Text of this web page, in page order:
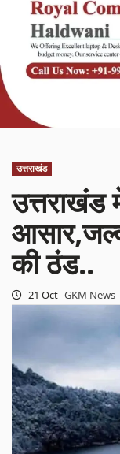
उत्तराखंड
उत्तराखंड
की ठंड..
21 Oct GKM News